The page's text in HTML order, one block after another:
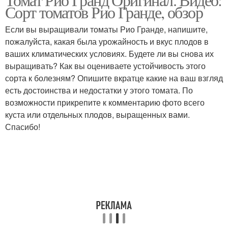
Сорт томатов Рио Гранде, обзор
Если вы выращивали томаты Рио Гранде, напишите,
пожалуйста, какая была урожайность и вкус плодов в
ваших климатических условиях. Будете ли вы снова их
выращивать? Как вы оцениваете устойчивость этого
сорта к болезням? Опишите вкратце какие на ваш взгляд
есть достоинства и недостатки у этого томата. По
возможности прикрепите к комментарию фото всего
куста или отдельных плодов, выращенных вами.
Спасибо!